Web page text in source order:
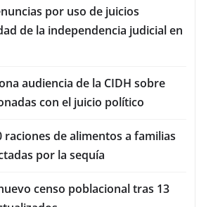
por uso de juicios
de la independencia judicial en
audiencia de la CIDH sobre
con el juicio político
raciones de alimentos a familias
por la sequía
censo poblacional tras 13